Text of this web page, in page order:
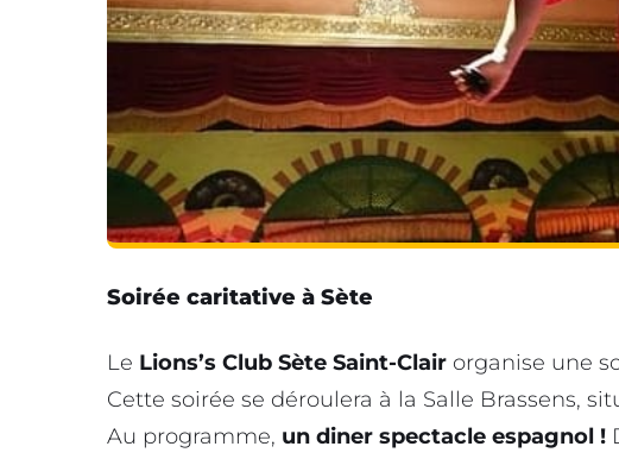
Soirée caritative à Sète
Le Lions’s Club Sète Saint-Clair organise une
Cette soirée se déroulera à la Salle Brassens,
Au programme, un diner spectacle espagnol !